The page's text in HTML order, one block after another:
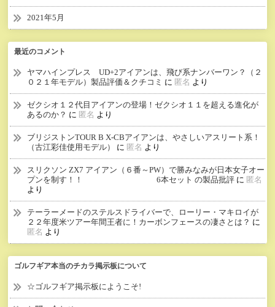
2021年5月
最近のコメント
ヤマハインプレス UD+2アイアンは、飛び系ナンバーワン？（２
０２１年モデル）製品評価＆クチコミ に 匿名 より
ゼクシオ１２代目アイアンの登場！ゼクシオ１１を超える進化が
あるのか？ に 匿名 より
ブリジストンTOUR B X-CBアイアンは、やさしいアスリート系！
（古江彩佳使用モデル）
に 匿名 より
スリクソン ZX7 アイアン（６番～PW）で勝みなみが日本女子オー
プンを制す！！ 6本セット の製品批評 に 匿名
より
テーラーメードのステルスドライバーで、ローリー・マキロイが
２２年度米ツアー年間王者に！カーボンフェースの凄さとは？ に
匿名 より
ゴルフギア本当のチカラ掲示板について
☆ゴルフギア掲示板にようこそ!